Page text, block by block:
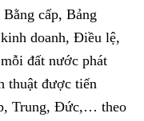
cấp, Bảng
doanh, Điều lệ,
đất nước phát
thuật được tiến
Trung, Đức,… theo